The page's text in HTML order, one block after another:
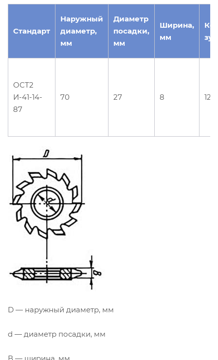
Стандарт
Наружный
диаметр,
мм
Диаметр
посадки,
мм
Ширина,
мм
ОСТ2
И-41-14-
87
70 27 8 12
D — наружный диаметр, мм
d — диаметр посадки, мм